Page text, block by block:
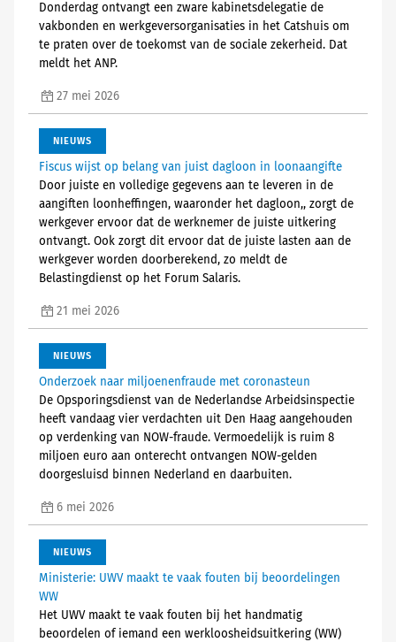
Donderdag ontvangt een zware kabinetsdelegatie de
vakbonden en werkgeversorganisaties in het Catshuis om
te praten over de toekomst van de sociale zekerheid. Dat
meldt het ANP.
27 mei 2026
NIEUWS
Fiscus wijst op belang van juist dagloon in loonaangifte
Door juiste en volledige gegevens aan te leveren in de
aangiften loonheffingen, waaronder het dagloon,, zorgt de
werkgever ervoor dat de werknemer de juiste uitkering
ontvangt. Ook zorgt dit ervoor dat de juiste lasten aan de
werkgever worden doorberekend, zo meldt de
Belastingdienst op het Forum Salaris.
21 mei 2026
NIEUWS
Onderzoek naar miljoenenfraude met coronasteun
De Opsporingsdienst van de Nederlandse Arbeidsinspectie
heeft vandaag vier verdachten uit Den Haag aangehouden
op verdenking van NOW-fraude. Vermoedelijk is ruim 8
miljoen euro aan onterecht ontvangen NOW-gelden
doorgesluisd binnen Nederland en daarbuiten.
6 mei 2026
NIEUWS
Ministerie: UWV maakt te vaak fouten bij beoordelingen
WW
Het UWV maakt te vaak fouten bij het handmatig
beoordelen of iemand een werkloosheidsuitkering (WW)